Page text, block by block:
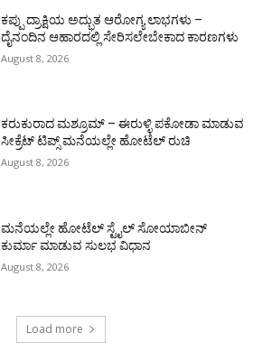
ಕಪ್ಪು ದ್ರಾಕ್ಷಿಯ ಅದ್ಭುತ ಆರೋಗ್ಯ ಲಾಭಗಳು –
ದೈನಂದಿನ ಆಹಾರದಲ್ಲಿ ಸೇರಿಸಲೇಬೇಕಾದ ಕಾರಣಗಳು
August 8, 2026
ಕರುಕುರಾದ ಮಶ್ರೂಮ್ – ಈರುಳ್ಳಿ ಪಕೋಡಾ ಮಾಡುವ
ಸೀಕ್ರೆಟ್ ಟಿಪ್ಸ್ ಮನೆಯಲ್ಲೇ ಹೋಟೆಲ್ ರುಚಿ
August 8, 2026
ಮನೆಯಲ್ಲೇ ಹೋಟೆಲ್ ಸ್ಟೈಲ್ ಸೋಯಾಬೀನ್
ಕುರ್ಮಾ ಮಾಡುವ ಸುಲಭ ವಿಧಾನ
August 8, 2026
Load more